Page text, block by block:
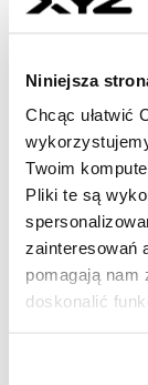
Niniejsza
Chcąc ułatwić
Twoim
Pliki te są
zainteresowań
pomagają nam
doskonalić